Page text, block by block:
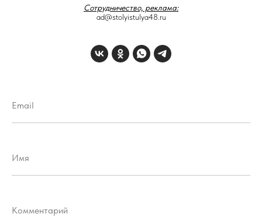
Сотрудничество, реклама:
ad@stolyistulya48.ru
Email
Имя
Комментарий